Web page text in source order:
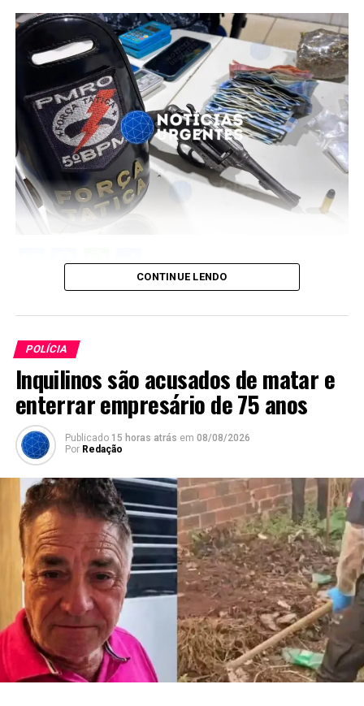
Twitter
Facebook
WhatsApp
Share
CONTINUE LENDO
POLÍCIA
Inquilinos são acusados de matar e
enterrar empresário de 75 anos
Publicado 15 horas atrás em 08/08/2026
Por Redação